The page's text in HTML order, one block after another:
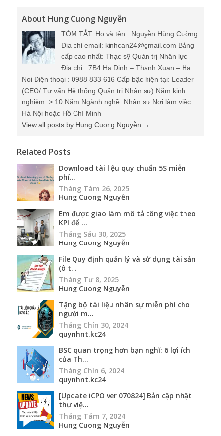
About Hung Cuong Nguyễn
TÓM TẮT: Họ và tên : Nguyễn Hùng Cường
Địa chỉ email: kinhcan24@gmail.com Bằng
cấp cao nhất: Thạc sỹ Quản trị Nhân lực
Địa chỉ : 7B4 Ha Dinh – Thanh Xuan – Ha
Noi Điện thoại : 0988 833 616 Cấp bậc hiện tại: Leader
(CEO/ Tư vấn Hệ thống Quản trị Nhân sự) Năm kinh
nghiệm: > 10 Năm Ngành nghề: Nhân sự Nơi làm việc:
Hà Nội hoặc Hồ Chí Minh
View all posts by Hung Cuong Nguyễn →
Related Posts
Download tài liệu quy chuẩn 5S miễn
phí...
Tháng Tám 26, 2025
Hung Cuong Nguyễn
Em được giao làm mô tả công việc theo
KPI để ...
Tháng Sáu 30, 2025
Hung Cuong Nguyễn
File Quy định quản lý và sử dụng tài sản
(ô t...
Tháng Tư 8, 2025
Hung Cuong Nguyễn
Tặng bộ tài liệu nhân sự miễn phí cho
người m...
Tháng Chín 30, 2024
quynhnt.kc24
BSC quan trọng hơn bạn nghĩ: 6 lợi ích
của Th...
Tháng Chín 6, 2024
quynhnt.kc24
[Update iCPO ver 070824] Bản cập nhật
thư việ...
Tháng Tám 7, 2024
Hung Cuong Nguyễn